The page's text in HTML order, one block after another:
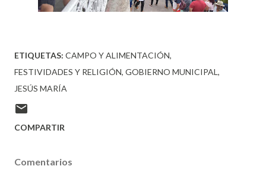
ETIQUETAS: CAMPO Y ALIMENTACIÓN
FESTIVIDADES Y RELIGIÓN GOBIERNO MUNICIPAL
JESÚS MARÍA
COMPARTIR
Comentarios